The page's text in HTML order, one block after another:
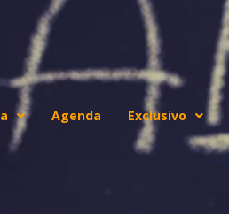
Agenda Exclusivo